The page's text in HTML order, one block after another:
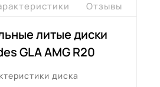
Отзывы
литые диски
GLA AMG R20
диска